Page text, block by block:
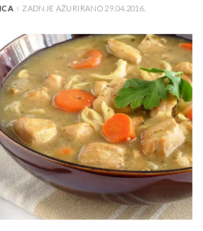
ZADNJE AŽURIRANO 29.04.2016.